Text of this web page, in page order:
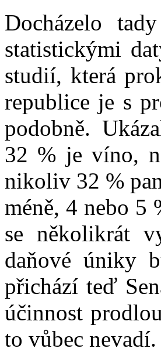
Docházelo
statistickými
studií, která
republice je s
podobně.
32 % je víno,
nikoliv 32 %
méně, 4 nebo 5
se několikrát
daňové úniky
přichází teď
účinnost
to vůbec